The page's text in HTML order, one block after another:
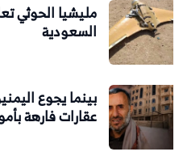
مليشيا الحوثي
السعودية
بينما يجوع
عقارات فارهة